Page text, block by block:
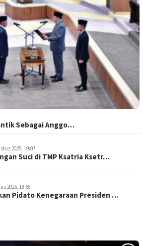
Sebagai Anggo…
2025, 19:07
Suci di TMP Ksatria Ksetr…
2025, 18:58
Pidato Kenegaraan Presiden …